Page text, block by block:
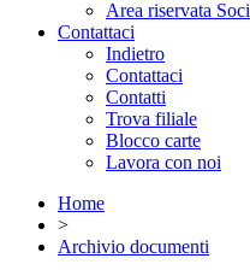
Area riservata Soci
Contattaci
Indietro
Contattaci
Contatti
Trova filiale
Blocco carte
Lavora con noi
Home
>
Archivio documenti